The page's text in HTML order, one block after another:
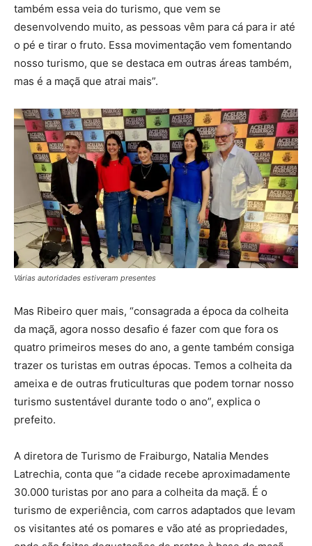
também essa veia do turismo, que vem se
desenvolvendo muito, as pessoas vêm para cá para ir até
o pé e tirar o fruto. Essa movimentação vem fomentando
nosso turismo, que se destaca em outras áreas também,
mas é a maçã que atrai mais”.
Várias autoridades estiveram presentes
Mas Ribeiro quer mais, “consagrada a época da colheita
da maçã, agora nosso desafio é fazer com que fora os
quatro primeiros meses do ano, a gente também consiga
trazer os turistas em outras épocas. Temos a colheita da
ameixa e de outras fruticulturas que podem tornar nosso
turismo sustentável durante todo o ano”, explica o
prefeito.
A diretora de Turismo de Fraiburgo, Natalia Mendes
Latrechia, conta que “a cidade recebe aproximadamente
30.000 turistas por ano para a colheita da maçã. É o
turismo de experiência, com carros adaptados que levam
os visitantes até os pomares e vão até as propriedades,